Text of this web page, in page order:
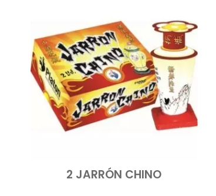
2 JARRÓN CHINO